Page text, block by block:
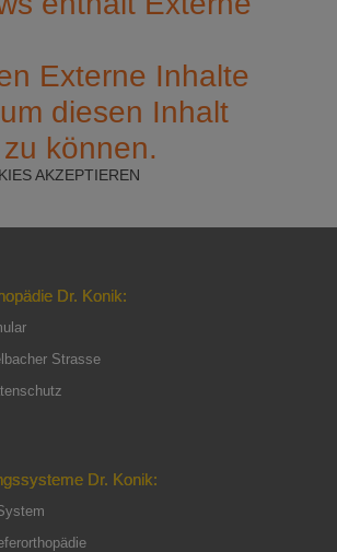
Externe Inhalte
diesen Inhalt
können.
AKZEPTIEREN
Dr. Konik:
Strasse
Dr. Konik: